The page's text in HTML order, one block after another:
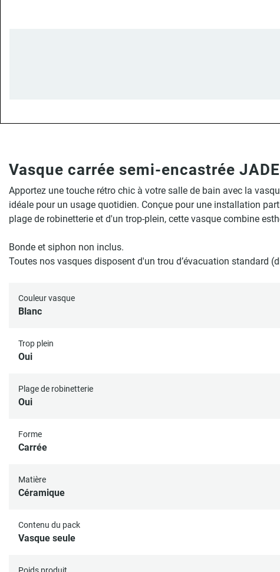
Vasque carrée semi-encastrée
Apportez une touche rétro chic à votre salle de bain avec la
idéale pour un usage quotidien. Conçue pour une installation
plage de robinetterie et d'un trop-plein, cette vasque combine
Bonde et siphon non inclus.
Toutes nos vasques disposent d'un trou d’évacuation standard
Couleur vasque
Blanc
Trop plein
Oui
Plage de robinetterie
Oui
Forme
Carrée
Matière
Céramique
Contenu du pack
Vasque seule